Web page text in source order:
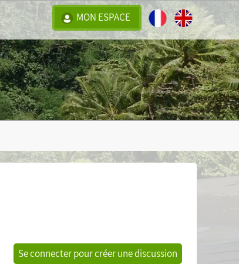
MON ESPACE
Se connecter pour créer une discussion